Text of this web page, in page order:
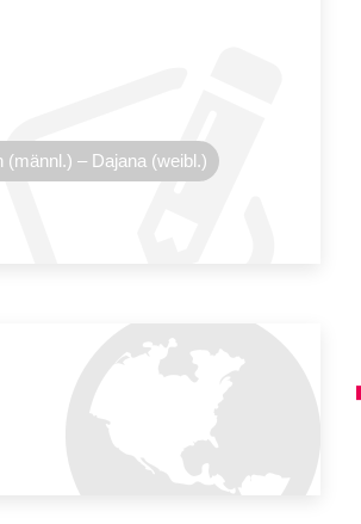
(männl.) – Dajana (weibl.)